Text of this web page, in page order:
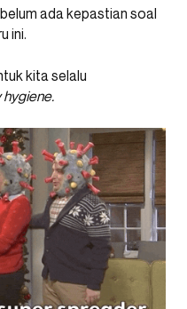
ada kepastian soal
ini.
kita selalu
hygiene.